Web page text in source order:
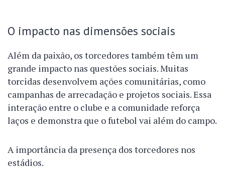
O impacto nas dimensões sociais
Além da paixão, os torcedores também têm um
grande impacto nas questões sociais. Muitas
torcidas desenvolvem ações comunitárias, como
campanhas de arrecadação e projetos sociais. Essa
interação entre o clube e a comunidade reforça
laços e demonstra que o futebol vai além do campo.
A importância da presença dos torcedores nos
estádios.